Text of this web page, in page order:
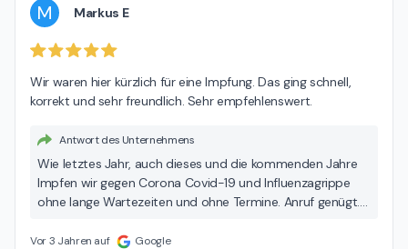
M Markus E
Wir waren hier kürzlich für eine Impfung. Das ging schnell,
korrekt und sehr freundlich. Sehr empfehlenswert.
Antwort des Unternehmens
Wie letztes Jahr, auch dieses und die kommenden Jahre
Impfen wir gegen Corona Covid-19 und Influenzagrippe
ohne lange Wartezeiten und ohne Termine. Anruf genügt.
Vor 3 Jahren auf Google